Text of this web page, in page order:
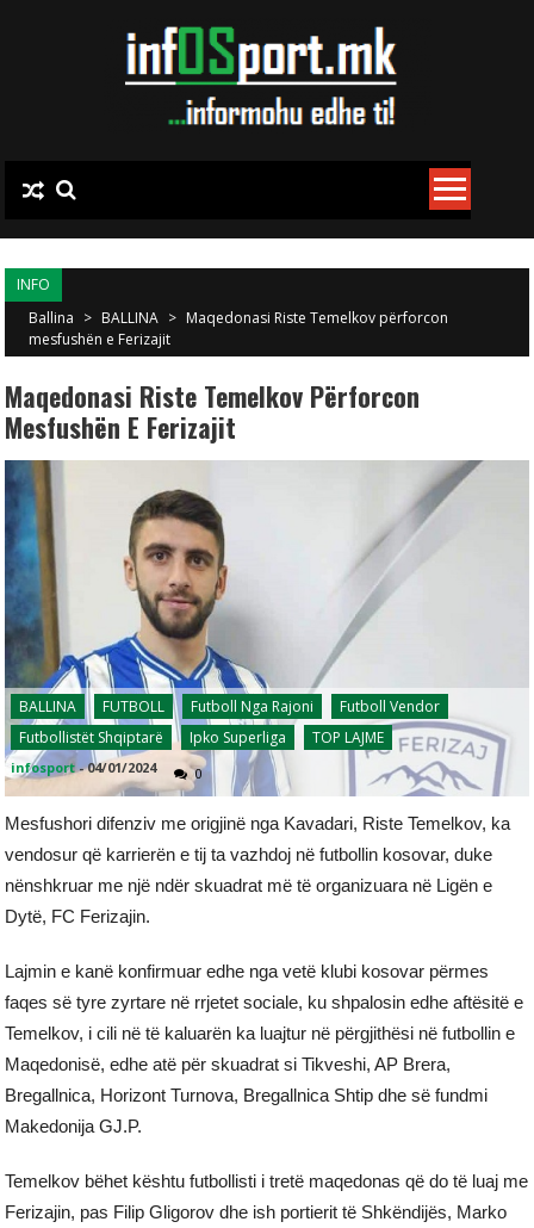
INFO
Ballina > BALLINA > Maqedonasi Riste Temelkov përforcon
mesfushën e Ferizajit
Maqedonasi Riste Temelkov Përforcon
Mesfushën E Ferizajit
BALLINA FUTBOLL Futboll Nga Rajoni
Futboll Vendor
Futbollistët Shqiptarë
Ipko Superliga TOP LAJME
infosport -04/01/2024 0
Mesfushori difenziv me origjinë nga Kavadari, Riste Temelkov, ka
vendosur që karrierën e tij ta vazhdoj në futbollin kosovar, duke
nënshkruar me një ndër skuadrat më të organizuara në Ligën e
Dytë, FC Ferizajin.
Lajmin e kanë konfirmuar edhe nga vetë klubi kosovar përmes
faqes së tyre zyrtare në rrjetet sociale, ku shpalosin edhe aftësitë e
Temelkov, i cili në të kaluarën ka luajtur në përgjithësi në futbollin e
Maqedonisë, edhe atë për skuadrat si Tikveshi, AP Brera,
Bregallnica, Horizont Turnova, Bregallnica Shtip dhe së fundmi
Makedonija GJ.P.
Temelkov bëhet kështu futbollisti i tretë maqedonas që do të luaj me
Ferizajin, pas Filip Gligorov dhe ish portierit të Shkëndijës, Marko